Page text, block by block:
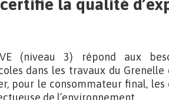
la qualité
(niveau 3) répond aux
dans les travaux du Grenelle
pour le consommateur final,
de l’environnement.